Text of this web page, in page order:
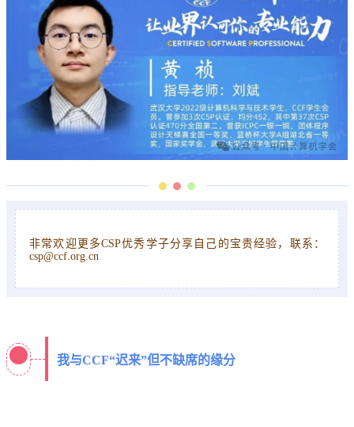
非常欢迎更多CSP优秀学子分享自己的宝贵经验，联系：
csp@ccf.org.cn
我与CCF“迟来”但不缺席的缘分